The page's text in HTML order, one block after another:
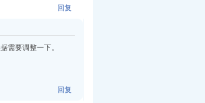
回复
需要调整一下。
回复